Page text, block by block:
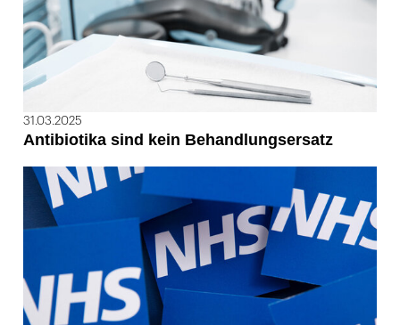
31.03.2025
Antibiotika sind kein Behandlungsersatz